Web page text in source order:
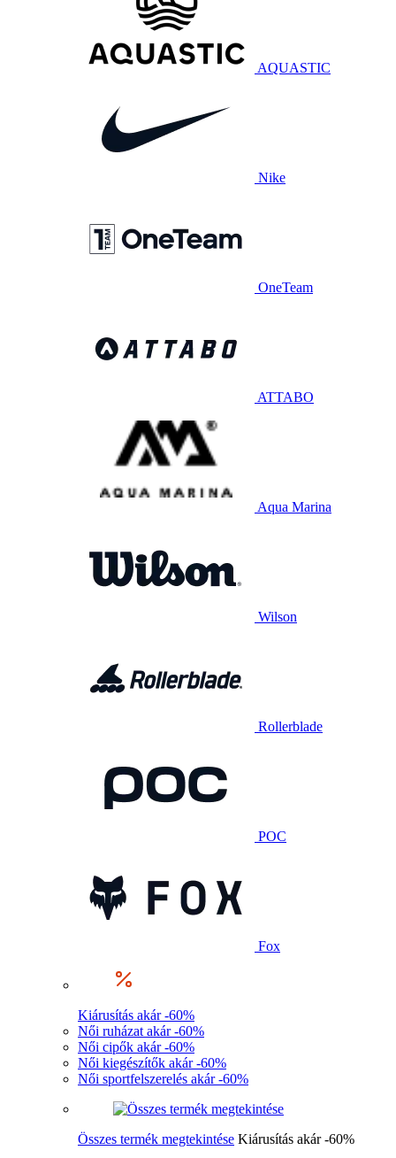
AQUASTIC
Nike
OneTeam
ATTABO
Aqua Marina
Wilson
Rollerblade
POC
Fox
Kiárusítás akár -60%
Női ruházat akár -60%
Női cipők akár -60%
Női kiegészítők akár -60%
Női sportfelszerelés akár -60%
Összes termék megtekintése Kiárusítás akár -60%